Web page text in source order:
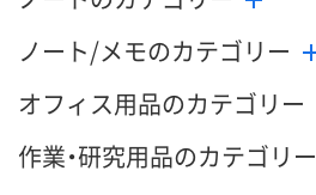
ノート/メモのカテゴリー
オフィス用品のカテゴリー
作業・研究用品のカテゴリー